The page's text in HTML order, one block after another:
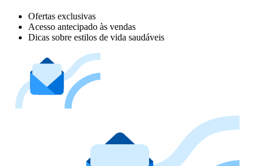
Ofertas exclusivas
Acesso antecipado às vendas
Dicas sobre estilos de vida saudáveis